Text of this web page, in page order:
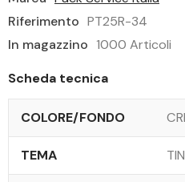
Riferimento PT25R-34
In magazzino 1000 Articoli
Scheda tecnica
COLORE/FONDO
TEMA